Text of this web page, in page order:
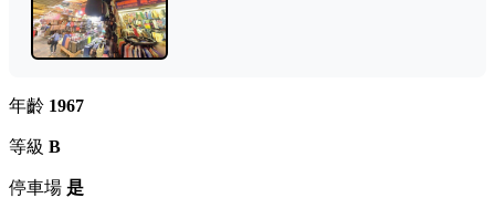
年齡 1967
等級 B
停車場 是